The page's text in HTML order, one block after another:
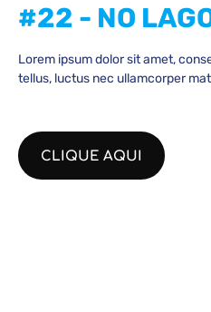
#22 - NO
Lorem ipsum dolor sit amet,
tellus, luctus nec ullamcorper
CLIQUE AQUI